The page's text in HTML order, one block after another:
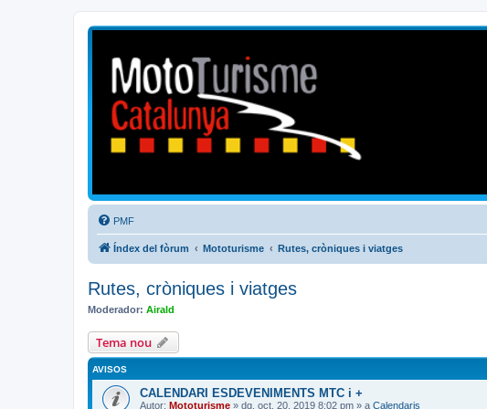
Mototurisme
Turisme en moto en català
PMF
Índex del fòrum Mototurisme Rutes, cròniques i viatges
Rutes, cròniques i viatges
Moderador: Airald
Tema nou
AVISOS
CALENDARI ESDEVENIMENTS MTC i +
Autor: Mototurisme » dg. oct. 20, 2019 8:02 pm » a Calendaris